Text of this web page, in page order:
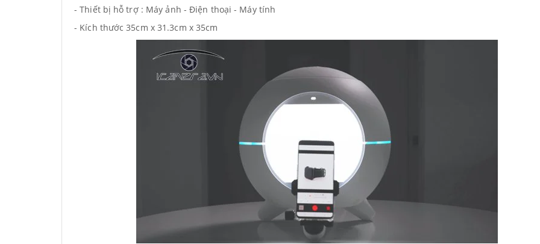
- Thiết bị hỗ trợ : Máy ảnh - Điện thoại - Máy tính
- Kích thước 35cm x 31.3cm x 35cm